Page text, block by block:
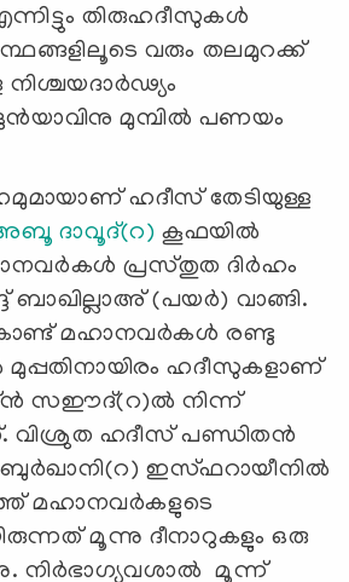
തിരുഹദീസുകൾ
വരും തലമുറക്ക്
മുമ്പിൽ പണയം
ഹദീസ് തേടിയുള്ള
ദാവൂദ്(റ) കൂഫയിൽ
പ്രസ്തുത ദിർഹം
ബാഖില്ലാഅ് (പയർ) വാങ്ങി.
മഹാനവർകൾ രണ്ടു
മുപ്പതിനായിരം ഹദീസുകളാണ്
സഈദ്(റ)ൽ നിന്ന്
വിശ്രുത ഹദീസ് പണ്ഡിതൻ
ഇസ്ഫറായീനിൽ
മഹാനവർകളുടെ
മൂന്നു ദീനാറുകളും ഒരു
നിർഭാഗ്യവശാൽ മൂന്ന്